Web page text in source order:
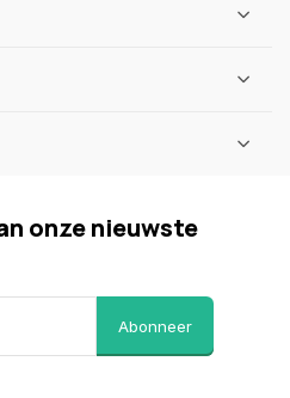
onze nieuwste
Abonneer